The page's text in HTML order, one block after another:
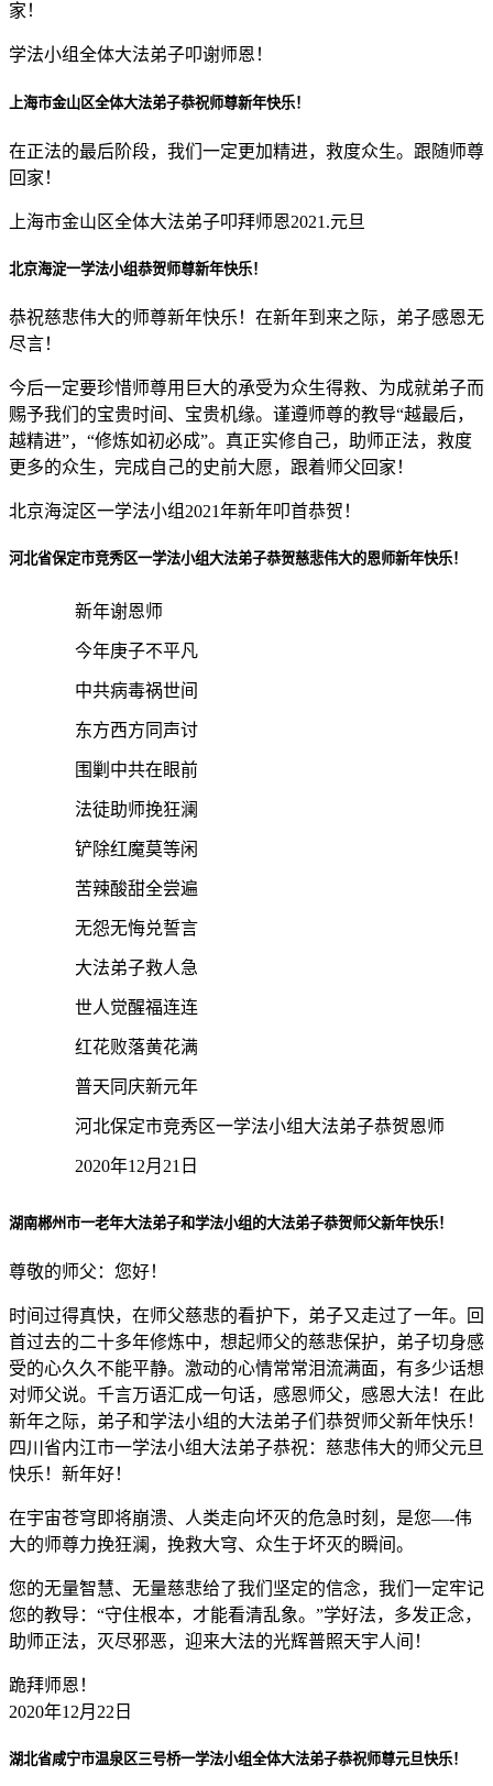
家！
学法小组全体大法弟子叩谢师恩！
上海市金山区全体大法弟子恭祝师尊新年快乐！
在正法的最后阶段，我们一定更加精进，救度众生。跟随师尊
回家！
上海市金山区全体大法弟子叩拜师恩2021.元旦
北京海淀一学法小组恭贺师尊新年快乐！
恭祝慈悲伟大的师尊新年快乐！在新年到来之际，弟子感恩无
尽言！
今后一定要珍惜师尊用巨大的承受为众生得救、为成就弟子而
赐予我们的宝贵时间、宝贵机缘。谨遵师尊的教导“越最后，
越精进”，“修炼如初必成”。真正实修自己，助师正法，救度
更多的众生，完成自己的史前大愿，跟着师父回家！
北京海淀区一学法小组2021年新年叩首恭贺！
河北省保定市竞秀区一学法小组大法弟子恭贺慈悲伟大的恩师新年快乐！
新年谢恩师
今年庚子不平凡
中共病毒祸世间
东方西方同声讨
围剿中共在眼前
法徒助师挽狂澜
铲除红魔莫等闲
苦辣酸甜全尝遍
无怨无悔兑誓言
大法弟子救人急
世人觉醒福连连
红花败落黄花满
普天同庆新元年
河北保定市竞秀区一学法小组大法弟子恭贺恩师
2020年12月21日
湖南郴州市一老年大法弟子和学法小组的大法弟子恭贺师父新年快乐！
尊敬的师父：您好！
时间过得真快，在师父慈悲的看护下，弟子又走过了一年。回
首过去的二十多年修炼中，想起师父的慈悲保护，弟子切身感
受的心久久不能平静。激动的心情常常泪流满面，有多少话想
对师父说。千言万语汇成一句话，感恩师父，感恩大法！在此
新年之际，弟子和学法小组的大法弟子们恭贺师父新年快乐！
四川省内江市一学法小组大法弟子恭祝：慈悲伟大的师父元旦
快乐！新年好！
在宇宙苍穹即将崩溃、人类走向坏灭的危急时刻，是您—-伟
大的师尊力挽狂澜，挽救大穹、众生于坏灭的瞬间。
您的无量智慧、无量慈悲给了我们坚定的信念，我们一定牢记
您的教导：“守住根本，才能看清乱象。”学好法，多发正念，
助师正法，灭尽邪恶，迎来大法的光辉普照天宇人间！
跪拜师恩！
2020年12月22日
湖北省咸宁市温泉区三号桥一学法小组全体大法弟子恭祝师尊元旦快乐！